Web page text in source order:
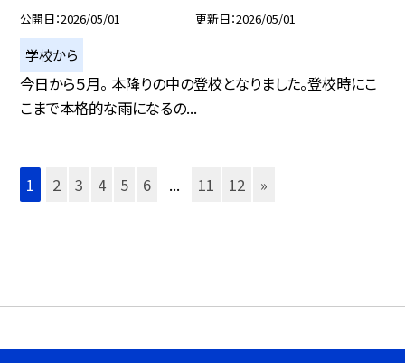
公開日 2026/05/01 更新日 2026/05/01
学校から
今日から５月。 本降りの中の登校となりました。登校時にこ
こまで本格的な雨になるの...
1 2 3 4 5 6 ... 11 12 »